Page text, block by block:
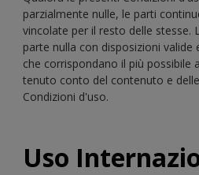
parzialmente nulle, le parti
vincolate per il resto delle stesse.
parte nulla con disposizioni valide
che corrispondano il più possibile
tenuto conto del contenuto e
Condizioni d'uso.
Uso